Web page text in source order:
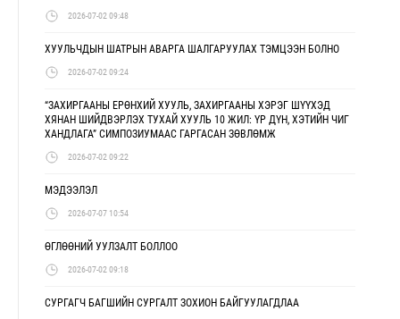
2026-07-02 09:48
ХУУЛЬЧДЫН ШАТРЫН АВАРГА ШАЛГАРУУЛАХ ТЭМЦЭЭН БОЛНО
2026-07-02 09:24
“ЗАХИРГААНЫ ЕРӨНХИЙ ХУУЛЬ, ЗАХИРГААНЫ ХЭРЭГ ШҮҮХЭД
ХЯНАН ШИЙДВЭРЛЭХ ТУХАЙ ХУУЛЬ 10 ЖИЛ: ҮР ДҮН, ХЭТИЙН ЧИГ
ХАНДЛАГА” СИМПОЗИУМААС ГАРГАСАН ЗӨВЛӨМЖ
2026-07-02 09:22
МЭДЭЭЛЭЛ
2026-07-07 10:54
ӨГЛӨӨНИЙ УУЛЗАЛТ БОЛЛОО
2026-07-02 09:18
СУРГАГЧ БАГШИЙН СУРГАЛТ ЗОХИОН БАЙГУУЛАГДЛАА